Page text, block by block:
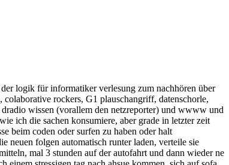
logik für informatiker verlesung zum nachhören über
rockers, G1 plauschangriff, datenschorle,
wissen (vorallem den netzreporter) und wwww und
ich die sachen konsumiere, aber grade in letzter zeit
beim coden oder surfen zu haben oder halt
neuen folgen automatisch runter laden, verteile sie
mal 3 stunden auf der autofahrt und dann wieder ne